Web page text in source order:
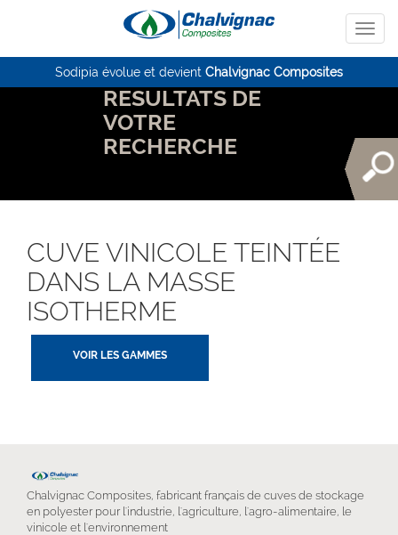
Sodipia évolue et devient Chalvignac Composites
RESULTATS DE
VOTRE
RECHERCHE
CUVE VINICOLE TEINTÉE
DANS LA MASSE
ISOTHERME
VOIR LES GAMMES
Chalvignac Composites, fabricant français de cuves de stockage
en polyester pour l'industrie, l'agriculture, l'agro-alimentaire, le
vinicole et l'environnement